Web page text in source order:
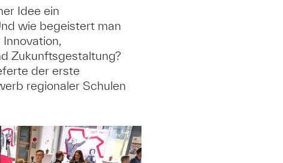
Idee ein
wie begeistert man
Zukunftsgestaltung?
der erste
regionaler Schulen